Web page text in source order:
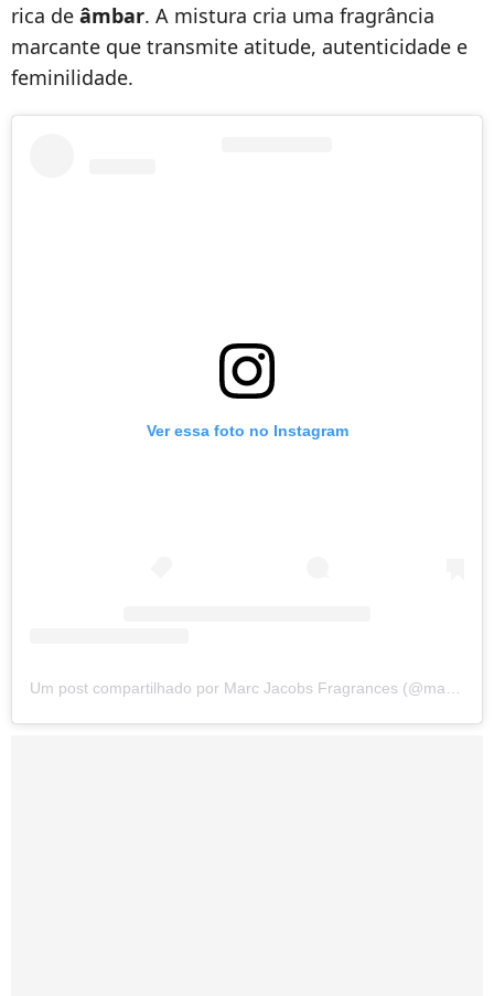
rica de âmbar. A mistura cria uma fragrância
marcante que transmite atitude, autenticidade e
feminilidade.
Ver essa foto no Instagram